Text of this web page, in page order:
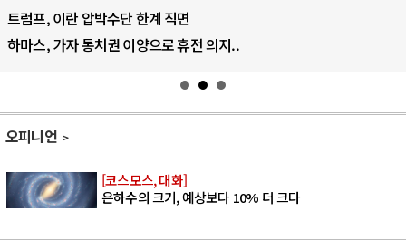
AI의 숨은 환경 비용: 데이터센터 확산..
AI는 어떻게 미국 민주주의를 잠식하고 ..
오피니언
[코스모스, 대화]
은하수의 크기, 예상보다 10% 더 크다